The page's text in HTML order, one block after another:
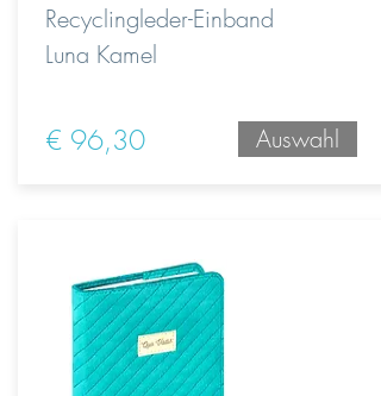
Recyclingleder-Einband
Luna Kamel
€ 96,30 Auswahl